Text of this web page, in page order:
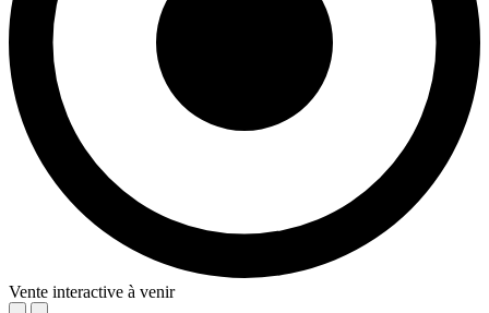
Vente interactive à venir